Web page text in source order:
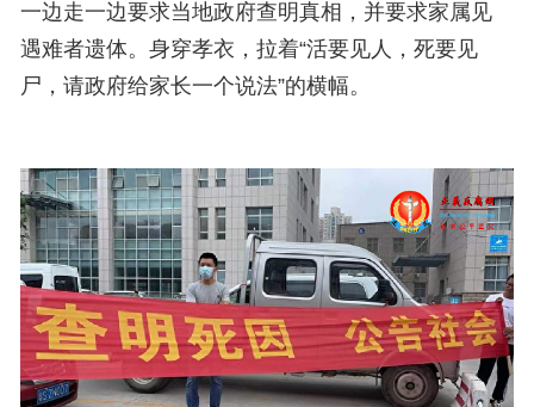
一边走一边要求当地政府查明真相，并要求家属见
遇难者遗体。身穿孝衣，拉着“活要见人，死要见
尸，请政府给家长一个说法”的横幅。